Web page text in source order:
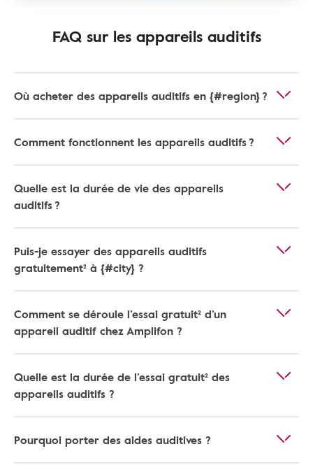
FAQ sur les appareils auditifs
Où acheter des appareils auditifs en {#region} ?
Comment fonctionnent les appareils auditifs ?
Quelle est la durée de vie des appareils
auditifs ?
Puis-je essayer des appareils auditifs
gratuitement² à {#city} ?
Comment se déroule l’essai gratuit² d’un
appareil auditif chez Amplifon ?
Quelle est la durée de l’essai gratuit² des
appareils auditifs ?
Pourquoi porter des aides auditives ?